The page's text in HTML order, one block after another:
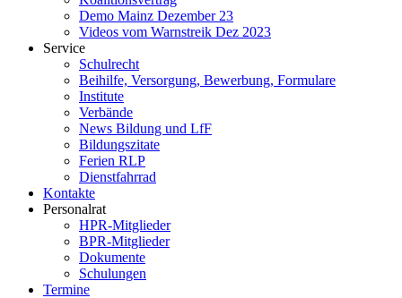
Demo Mainz Dezember 23
Videos vom Warnstreik Dez 2023
Service
Schulrecht
Beihilfe, Versorgung, Bewerbung, Formulare
Institute
Verbände
News Bildung und LfF
Bildungszitate
Ferien RLP
Dienstfahrrad
Kontakte
Personalrat
HPR-Mitglieder
BPR-Mitglieder
Dokumente
Schulungen
Termine